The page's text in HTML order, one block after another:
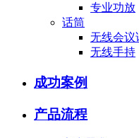
专业功放
话筒
无线会议
无线手持
成功案例
产品流程